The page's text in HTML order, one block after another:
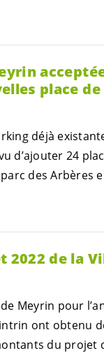
place
déjà
d’ajouter 24
des Arbères
2022 de la
Meyrin pour
ont obtenu
du projet